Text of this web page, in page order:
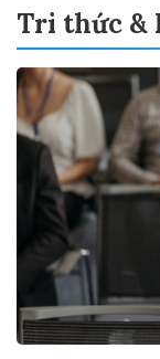
Tri thức &